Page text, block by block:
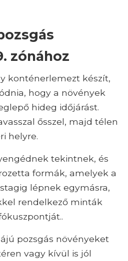
zónához
konténerlemezt készít,
hogy a növények
hideg időjárást.
ősszel, majd télen
helyre.
tekintnek, és
formák, amelyek a
lépnek egymásra,
rendelkező minták
pozsgás növényeket
vagy kívül is jól